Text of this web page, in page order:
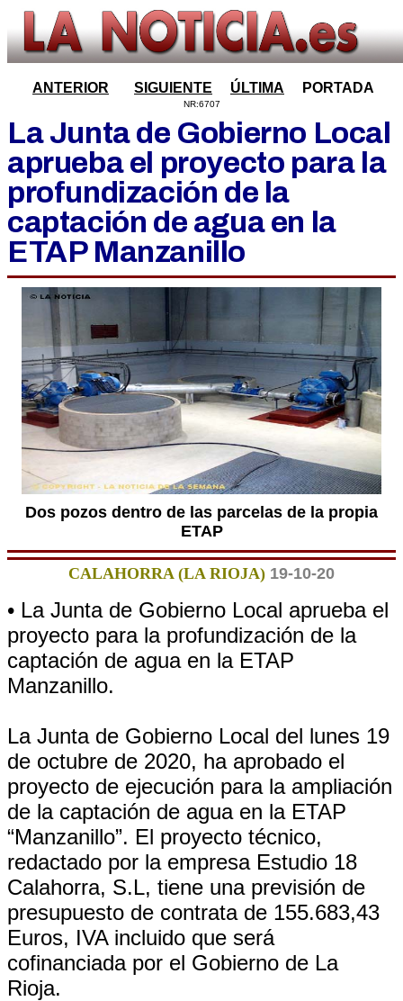
ANTERIOR SIGUIENTE ÚLTIMA PORTADA
NR:6707
La Junta de Gobierno Local
aprueba el proyecto para la
profundización de la
captación de agua en la
ETAP Manzanillo
Dos pozos dentro de las parcelas de la propia
ETAP
CALAHORRA (LA RIOJA) 19-10-20
• La Junta de Gobierno Local aprueba el
proyecto para la profundización de la
captación de agua en la ETAP
Manzanillo.
La Junta de Gobierno Local del lunes 19
de octubre de 2020, ha aprobado el
proyecto de ejecución para la ampliación
de la captación de agua en la ETAP
“Manzanillo”. El proyecto técnico,
redactado por la empresa Estudio 18
Calahorra, S.L, tiene una previsión de
presupuesto de contrata de 155.683,43
Euros, IVA incluido que será
cofinanciada por el Gobierno de La
Rioja.